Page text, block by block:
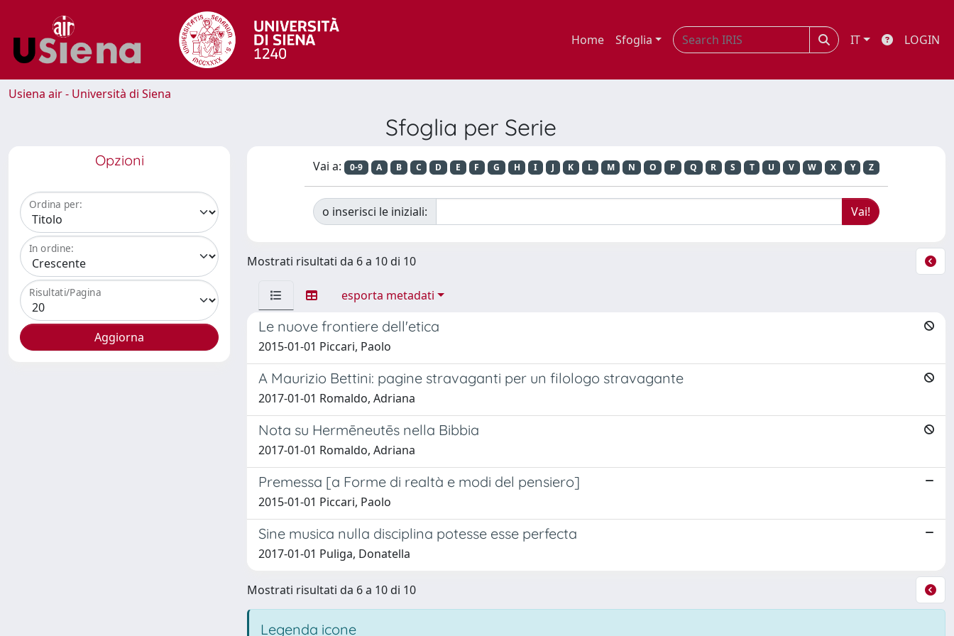
Home Sfoglia IT LOGIN
Usiena air - Università di Siena
Sfoglia per Serie
Opzioni
Ordina per:
In ordine:
Risultati/Pagina
Vai a: 0-9 A B C D E F G H I J K L M N O P Q R S T U V W X Y Z
o inserisci le iniziali:
Mostrati risultati da 6 a 10 di 10
esporta metadati
Le nuove frontiere dell'etica
2015-01-01 Piccari, Paolo
A Maurizio Bettini: pagine stravaganti per un filologo stravagante
2017-01-01 Romaldo, Adriana
Nota su Hermēneutēs nella Bibbia
2017-01-01 Romaldo, Adriana
Premessa [a Forme di realtà e modi del pensiero]
2015-01-01 Piccari, Paolo
Sine musica nulla disciplina potesse esse perfecta
2017-01-01 Puliga, Donatella
Mostrati risultati da 6 a 10 di 10
Legenda icone